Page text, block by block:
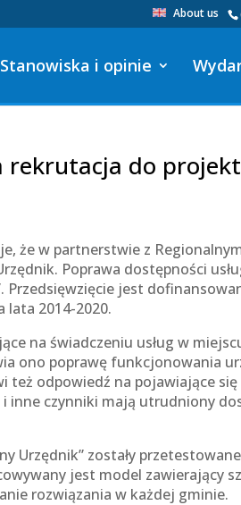
About us
Stanowiska i opinie
rekrutacja do
że w partnerstwie z
Poprawa dostępności
Przedsięwzięcie jest
lata 2014-2020.
na świadczeniu usług w
ono poprawę funkcjonowania
też odpowiedź na pojawiające
inne czynniki mają utrudniony
Urzędnik” zostały
jest model zawierający
rozwiązania w każdej gminie.